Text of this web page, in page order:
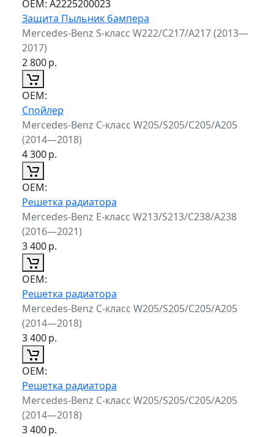
ОЕМ: A2225200023
Защита Пыльник бампера
Mercedes-Benz S-класс W222/C217/A217 (2013—
2017)
2 800р.
ОЕМ:
Спойлер
Mercedes-Benz C-класс W205/S205/C205/A205
(2014—2018)
4 300р.
ОЕМ:
Решетка радиатора
Mercedes-Benz E-класс W213/S213/C238/A238
(2016—2021)
3 400р.
ОЕМ:
Решетка радиатора
Mercedes-Benz C-класс W205/S205/C205/A205
(2014—2018)
3 400р.
ОЕМ:
Решетка радиатора
Mercedes-Benz C-класс W205/S205/C205/A205
(2014—2018)
3 400р.